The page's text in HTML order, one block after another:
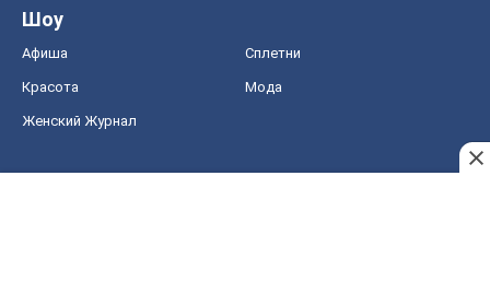
Шоу
Афиша Сплетни
Красота Мода
Женский Журнал